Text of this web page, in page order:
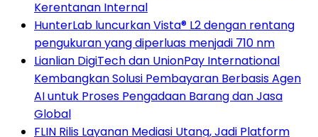
Kerentanan Internal
HunterLab luncurkan Vista® L2 dengan rentang
pengukuran yang diperluas menjadi 710 nm
Lianlian DigiTech dan UnionPay International
Kembangkan Solusi Pembayaran Berbasis Agen
AI untuk Proses Pengadaan Barang dan Jasa
Global
FLIN Rilis Layanan Mediasi Utang, Jadi Platform